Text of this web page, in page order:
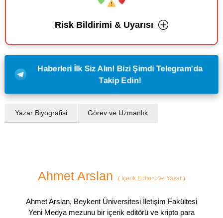
Risk Bildirimi & Uyarısı
Haberleri İlk Siz Alın! Bizi Şimdi Telegram'da
Takip Edin!
Yazar Biyografisi Görev ve Uzmanlık
Ahmet Arslan ( İçerik Editörü ve Yazar )
Ahmet Arslan, Beykent Üniversitesi İletişim Fakültesi
Yeni Medya mezunu bir içerik editörü ve kripto para